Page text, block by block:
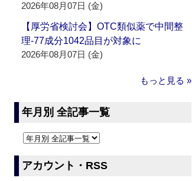
2026年08月07日 (金)
【厚労省検討会】OTC類似薬で中間整
理‐77成分1042品目が対象に
2026年08月07日 (金)
もっと見る »
年月別 全記事一覧
アカウント・RSS